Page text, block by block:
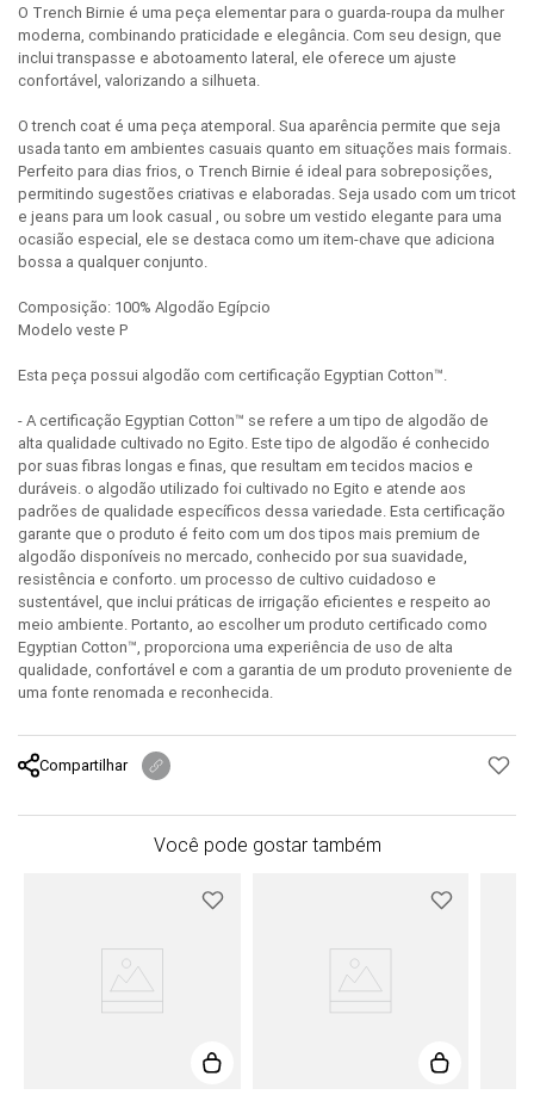
O Trench Birnie é uma peça elementar para o guarda-roupa da mulher
moderna, combinando praticidade e elegância. Com seu design, que
inclui transpasse e abotoamento lateral, ele oferece um ajuste
confortável, valorizando a silhueta.
O trench coat é uma peça atemporal. Sua aparência permite que seja
usada tanto em ambientes casuais quanto em situações mais formais.
Perfeito para dias frios, o Trench Birnie é ideal para sobreposições,
permitindo sugestões criativas e elaboradas. Seja usado com um tricot
e jeans para um look casual , ou sobre um vestido elegante para uma
ocasião especial, ele se destaca como um item-chave que adiciona
bossa a qualquer conjunto.
Composição: 100% Algodão Egípcio
Modelo veste P
Esta peça possui algodão com certificação Egyptian Cotton™.
- A certificação Egyptian Cotton™ se refere a um tipo de algodão de
alta qualidade cultivado no Egito. Este tipo de algodão é conhecido
por suas fibras longas e finas, que resultam em tecidos macios e
duráveis. o algodão utilizado foi cultivado no Egito e atende aos
padrões de qualidade específicos dessa variedade. Esta certificação
garante que o produto é feito com um dos tipos mais premium de
algodão disponíveis no mercado, conhecido por sua suavidade,
resistência e conforto. um processo de cultivo cuidadoso e
sustentável, que inclui práticas de irrigação eficientes e respeito ao
meio ambiente. Portanto, ao escolher um produto certificado como
Egyptian Cotton™, proporciona uma experiência de uso de alta
qualidade, confortável e com a garantia de um produto proveniente de
uma fonte renomada e reconhecida.
Compartilhar
Você pode gostar também